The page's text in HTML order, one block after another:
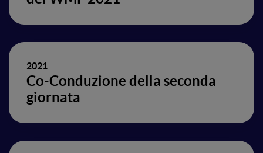
2021
Co-Conduzione della seconda
giornata